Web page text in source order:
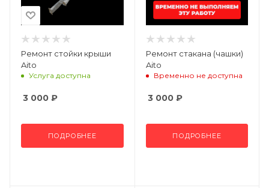
Ремонт стойки крыши
Aito
Услуга доступна
3 000 ₽
ПОДРОБНЕЕ
Ремонт стакана (чашки)
Aito
Временно не доступна
3 000₽
ПОДРОБНЕЕ